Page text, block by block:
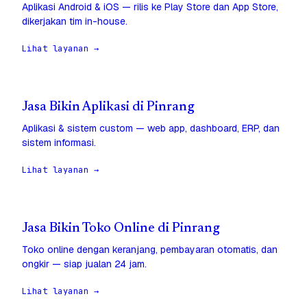
Aplikasi Android & iOS — rilis ke Play Store dan App Store,
dikerjakan tim in-house.
Lihat layanan →
Jasa Bikin Aplikasi di Pinrang
Aplikasi & sistem custom — web app, dashboard, ERP, dan
sistem informasi.
Lihat layanan →
Jasa Bikin Toko Online di Pinrang
Toko online dengan keranjang, pembayaran otomatis, dan
ongkir — siap jualan 24 jam.
Lihat layanan →